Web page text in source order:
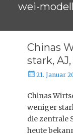
wei-
Chinas
stark, AJ,
Veröffentlicht
21. Januar
Chinas
weniger
die zentrale
heute